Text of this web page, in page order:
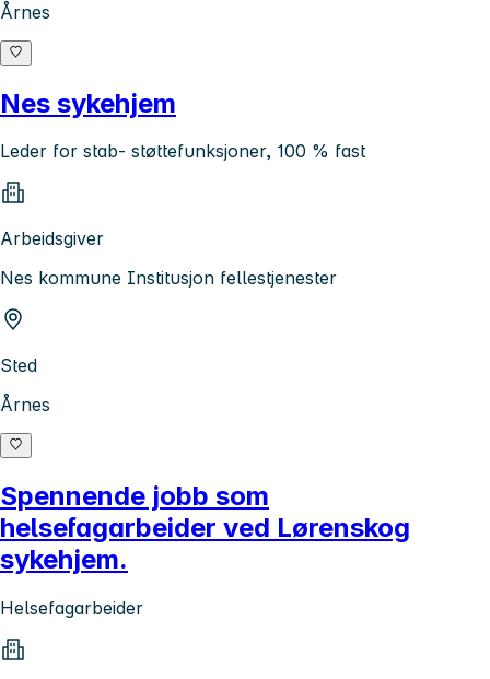
Årnes
Nes sykehjem
Leder for stab- støttefunksjoner, 100 % fast
Arbeidsgiver
Nes kommune Institusjon fellestjenester
Sted
Årnes
Spennende jobb som
helsefagarbeider ved Lørenskog
sykehjem.
Helsefagarbeider